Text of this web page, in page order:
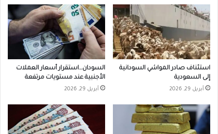
استئناف صادر المواشي السودانية
إلى السعودية
أبريل 29, 2026
السودان…استقرار أسعار العملات
الأجنبية عند مستويات مرتفعة
أبريل 29, 2026